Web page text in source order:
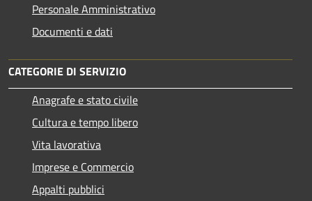
Personale Amministrativo
Documenti e dati
CATEGORIE DI SERVIZIO
Anagrafe e stato civile
Cultura e tempo libero
Vita lavorativa
Imprese e Commercio
Appalti pubblici